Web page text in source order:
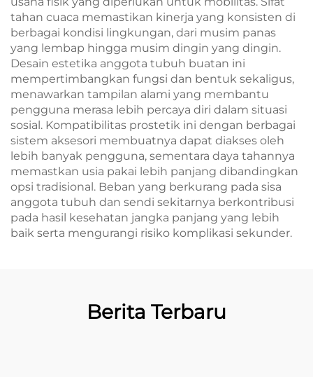
tahan cuaca memastikan kinerja yang konsisten di
berbagai kondisi lingkungan, dari musim panas
yang lembap hingga musim dingin yang dingin.
Desain estetika anggota tubuh buatan ini
mempertimbangkan fungsi dan bentuk sekaligus,
menawarkan tampilan alami yang membantu
pengguna merasa lebih percaya diri dalam situasi
sosial. Kompatibilitas prostetik ini dengan berbagai
sistem aksesori membuatnya dapat diakses oleh
lebih banyak pengguna, sementara daya tahannya
memastkan usia pakai lebih panjang dibandingkan
opsi tradisional. Beban yang berkurang pada sisa
anggota tubuh dan sendi sekitarnya berkontribusi
pada hasil kesehatan jangka panjang yang lebih
baik serta mengurangi risiko komplikasi sekunder.
Berita Terbaru